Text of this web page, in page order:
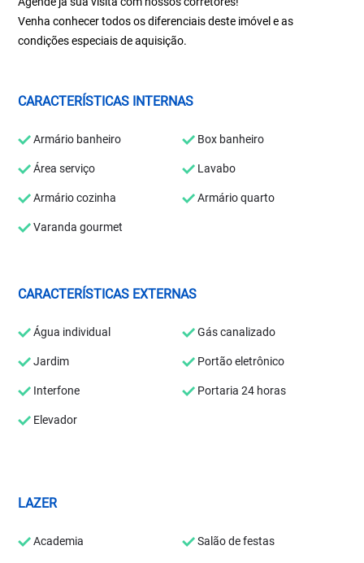
Venha conhecer todos os diferenciais deste imóvel e as
condições especiais de aquisição.
CARACTERÍSTICAS INTERNAS
Armário banheiro Box banheiro
Área serviço Lavabo
Armário cozinha Armário quarto
Varanda gourmet
CARACTERÍSTICAS EXTERNAS
Água individual Gás canalizado
Jardim Portão eletrônico
Interfone Portaria 24 horas
Elevador
LAZER
Academia Salão de festas